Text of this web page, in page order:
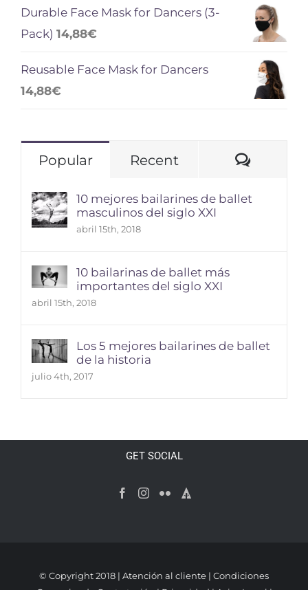
Durable Face Mask for Dancers (3-
Pack) 14,88€
Reusable Face Mask for Dancers
14,88€
Popular Recent
10 mejores bailarines de ballet
masculinos del siglo XXI
abril 15th, 2018
10 bailarinas de ballet más
importantes del siglo XXI
abril 15th, 2018
Los 5 mejores bailarines de ballet
de la historia
julio 4th, 2017
GET SOCIAL
© Copyright 2018 | Atención al cliente | Condiciones